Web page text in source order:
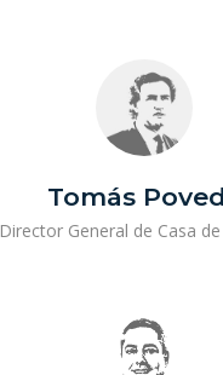
Tomás
Director General de Casa